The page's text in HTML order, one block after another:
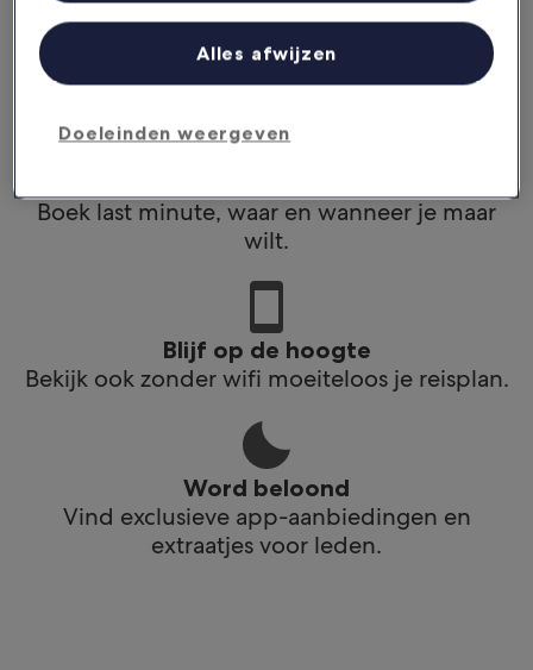
Bespaar nog meer
Krijg kortingen op geselecteerde hotels in de
Boek last minute, waar en wanneer je maar
wilt.
Blijf op de hoogte
Bekijk ook zonder wifi moeiteloos je reisplan.
Word beloond
Vind exclusieve app-aanbiedingen en
extraatjes voor leden.
Doeleinden weergeven
Alles afwijzen